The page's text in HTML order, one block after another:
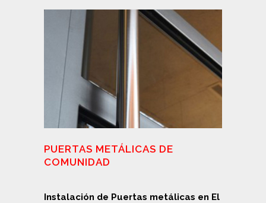
PUERTAS METÁLICAS DE
COMUNIDAD
Instalación de Puertas metálicas en El